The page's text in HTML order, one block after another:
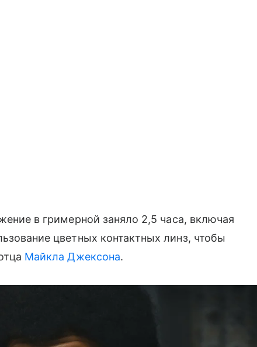
в гримерной заняло 2,5 часа, включая
цветных контактных линз, чтобы
Майкла Джексона.